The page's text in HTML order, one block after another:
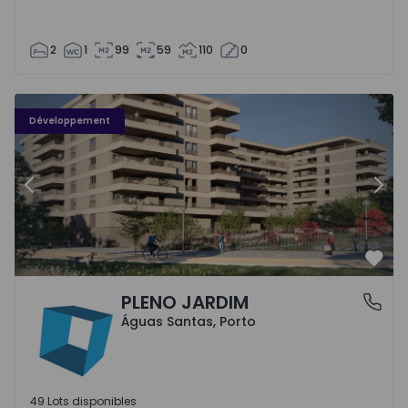
2 1 99 59 110 0
Développement
PLENO JARDIM - 3
Précédent
Águas Santas, PortoPLENO JARDIM
Águas Santas, Porto
49 Lots disponibles